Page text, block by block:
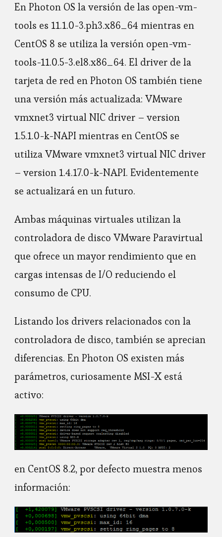
En Photon OS la versión de las open-vm-
tools es 11.1.0-3.ph3.x86_64 mientras en
CentOS 8 se utiliza la versión open-vm-
tools-11.0.5-3.el8.x86_64. El driver de la
tarjeta de red en Photon OS también tiene
una versión más actualizada: VMware
vmxnet3 virtual NIC driver – version
1.5.1.0-k-NAPI mientras en CentOS se
utiliza VMware vmxnet3 virtual NIC driver
– version 1.4.17.0-k-NAPI. Evidentemente
se actualizará en un futuro.
Ambas máquinas virtuales utilizan la
controladora de disco VMware Paravirtual
que ofrece un mayor rendimiento que en
cargas intensas de I/O reduciendo el
consumo de CPU.
Listando los drivers relacionados con la
controladora de disco, también se aprecian
diferencias. En Photon OS existen más
parámetros, curiosamente MSI-X está
activo:
en CentOS 8.2, por defecto muestra menos
información: